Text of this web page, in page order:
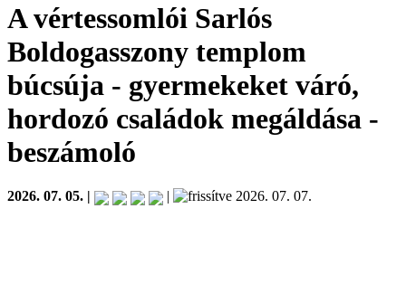
A vértessomlói Sarlós
Boldogasszony templom
búcsúja - gyermekeket váró,
hordozó családok megáldása -
beszámoló
2026. 07. 05. | | 2026. 07. 07.